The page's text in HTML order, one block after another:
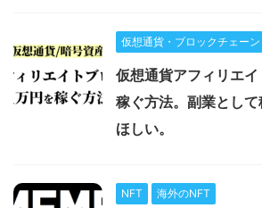
仮想通貨・ブロックチェーン
仮想通貨アフィリエ
稼ぐ方法。副業とし
ほしい。
NFT 海外のNFT